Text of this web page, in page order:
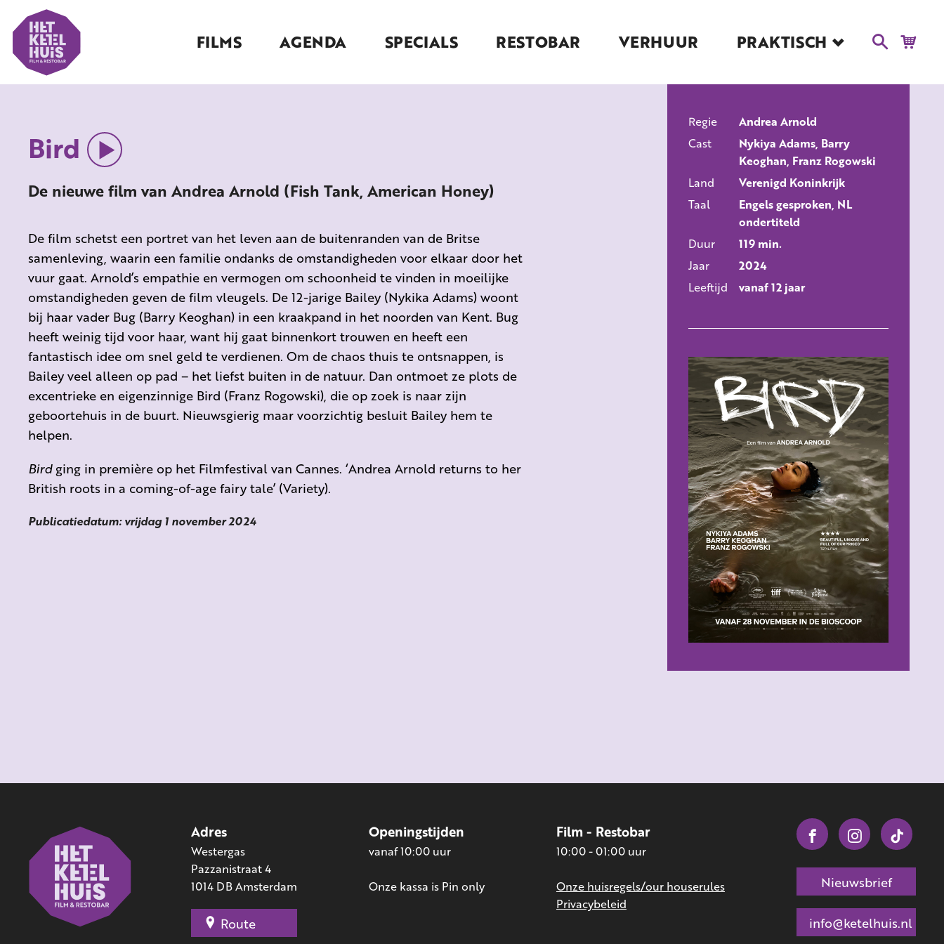
FILMS AGENDA SPECIALS RESTOBAR VERHUUR PRAKTISCH
Blog
Educatie
Kaartverkoop en
Tarieven
Over Het Ketelhuis
Vacatures
Bird
De nieuwe film van Andrea Arnold (Fish Tank, American Honey)
De film schetst een portret van het leven aan de buitenranden van de Britse
samenleving, waarin een familie ondanks de omstandigheden voor elkaar door het
vuur gaat. Arnold’s empathie en vermogen om schoonheid te vinden in moeilijke
omstandigheden geven de film vleugels. De 12-jarige Bailey (Nykika Adams) woont
bij haar vader Bug (Barry Keoghan) in een kraakpand in het noorden van Kent. Bug
heeft weinig tijd voor haar, want hij gaat binnenkort trouwen en heeft een
fantastisch idee om snel geld te verdienen. Om de chaos thuis te ontsnappen, is
Bailey veel alleen op pad – het liefst buiten in de natuur. Dan ontmoet ze plots de
excentrieke en eigenzinnige Bird (Franz Rogowski), die op zoek is naar zijn
geboortehuis in de buurt. Nieuwsgierig maar voorzichtig besluit Bailey hem te
helpen.
Birdging in première op het Filmfestival van Cannes. ‘Andrea Arnold returns to her
British roots in a coming-of-age fairy tale’ (Variety).
Publicatiedatum: vrijdag 1 november 2024
ALLE FILMS
Regie
Andrea Arnold
Cast
Nykiya Adams, Barry
Keoghan, Franz Rogowski
Land
Verenigd Koninkrijk
Taal
Engels gesproken, NL
ondertiteld
Duur
119 min.
Jaar
2024
Leeftijd
vanaf 12 jaar
Adres
Westergas
Pazzanistraat 4
1014 DB Amsterdam
Route
Openingstijden
vanaf 10:00 uur
Onze kassa is Pin only
Film - Restobar
10:00 - 01:00 uur
Onze huisregels/our houserules
Privacybeleid
Nieuwsbrief
info@ketelhuis.nl